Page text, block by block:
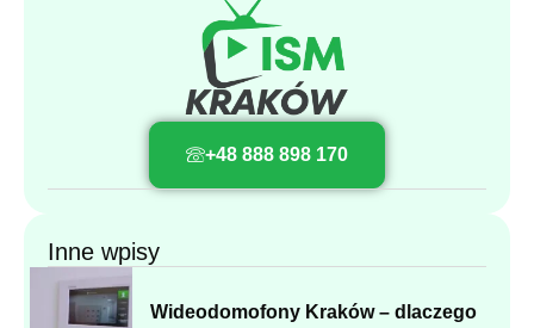
+48 888 898 170
Inne wpisy
Wideodomofony Kraków – dlaczego